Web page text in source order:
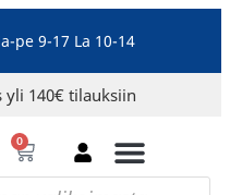
pe 9-17 La 10-14
140€ tilauksiin
0